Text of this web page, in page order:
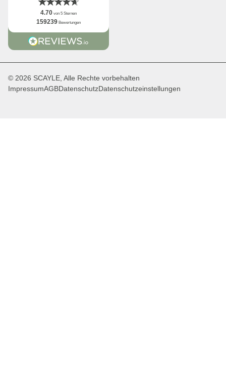
4.70 von 5 Sternen
159239 Bewertungen
© 2026 SCAYLE, Alle Rechte vorbehalten
ImpressumAGBDatenschutzDatenschutzeinstellungen